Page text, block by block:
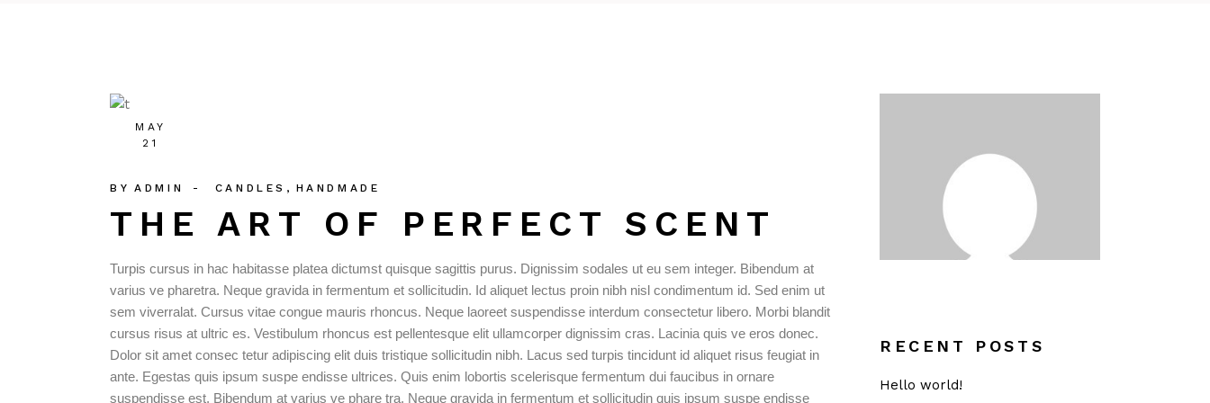
MAY
21
BY ADMIN CANDLES HANDMADE
THE ART OF PERFECT SCENT
Turpis cursus in hac habitasse platea dictumst quisque sagittis purus. Dignissim sodales ut eu sem integer. Bibendum at
varius ve pharetra. Neque gravida in fermentum et sollicitudin. Id aliquet lectus proin nibh nisl condimentum id. Sed enim ut
sem viverralat. Cursus vitae congue mauris rhoncus. Neque laoreet suspendisse interdum consectetur libero. Morbi blandit
cursus risus at ultric es. Vestibulum rhoncus est pellentesque elit ullamcorper dignissim cras. Lacinia quis ve eros donec.
Dolor sit amet consec tetur adipiscing elit duis tristique sollicitudin nibh. Lacus sed turpis tincidunt id aliquet risus feugiat in
ante. Egestas quis ipsum suspe endisse ultrices. Quis enim lobortis scelerisque fermentum dui faucibus in ornare
suspendisse est. Bibendum at varius ve phare tra. Neque gravida in fermentum et sollicitudin quis ipsum suspe endisse
RECENT POSTS
Hello world!